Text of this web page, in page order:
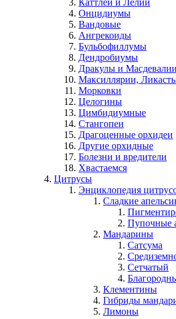
Онцидиумы
Вандовые
Ангрекоиды
Бульбофиллумы
Дендробиумы
Дракулы и Масдевалии
Максиллярии,
Морковки
Целогины
Цимбидиумные
Стангопеи
Драгоценные орхидеи
Другие орхидные
Болезни и вредители
Хвастаемся
Цитрусы
Энциклопедия
Сладкие
Пупочные
Мандарины
Сатсума
Сетчатый
Клементины
Гибриды
Лимоны